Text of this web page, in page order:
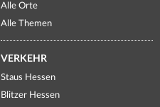
Alle Orte
Alle Themen
VERKEHR
Staus Hessen
Blitzer Hessen